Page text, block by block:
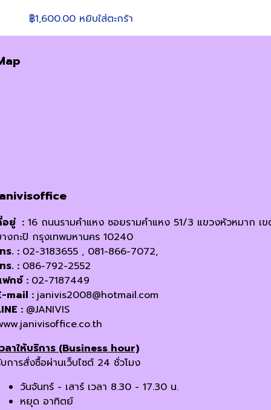
฿1,600.00 หยิบใส่ตะกร้า
อยู่ : 16 ถนนรามคำแหง ซอยรามคำแหง 51/3 แขวงหัวหมาก เ
งกะปิ กรุงเทพมหานคร 10240
ร. : 02-3183655 , 081-866-7072,
ร. : 086-792-2552
กซ์ : 02-7187449
mail : janivis2008@hotmail.com
: @JANIVIS
ลาให้บริการ (Business hour)
การสั่งซื้อผ่านเว็บไซต์ 24 ชั่วโมง
วันจันทร์ - เสาร์ เวลา 8.30 - 17.30 น.
หยุด อาทิตย์